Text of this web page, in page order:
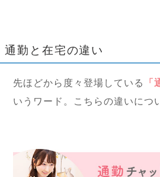
通勤と在宅の違い
先ほどから度々登場している 「
いうワード。こちらの違いにつ